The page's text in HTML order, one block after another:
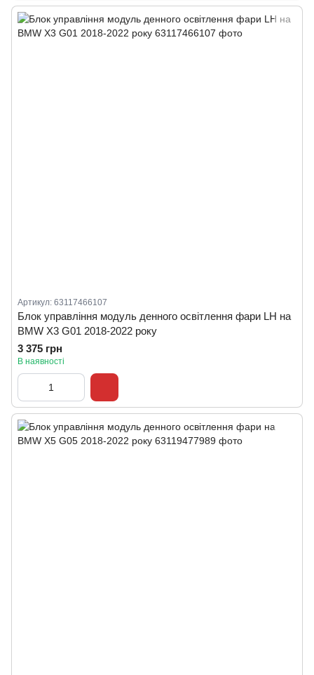
Артикул: 63117466107
Блок управління модуль денного освітлення фари LH на
BMW X3 G01 2018-2022 року
3 375 грн
В наявності